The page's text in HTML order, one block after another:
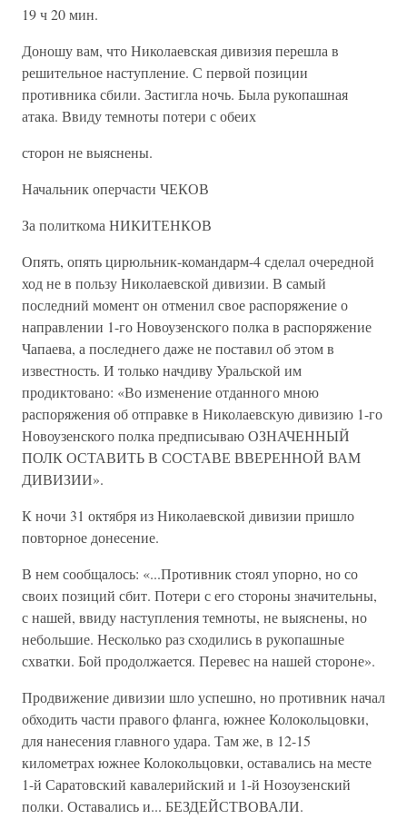
19 ч 20 мин.
Доношу вам, что Николаевская дивизия перешла в
решительное наступление. С первой позиции
противника сбили. Застигла ночь. Была рукопашная
атака. Ввиду темноты потери с обеих
сторон не выяснены.
Начальник оперчасти ЧЕКОВ
За политкома НИКИТЕНКОВ
Опять, опять цирюльник-командарм-4 сделал очередной
ход не в пользу Николаевской дивизии. В самый
последний момент он отменил свое распоряжение о
направлении 1-го Новоузенского полка в распоряжение
Чапаева, а последнего даже не поставил об этом в
известность. И только начдиву Уральской им
продиктовано: «Во изменение отданного мною
распоряжения об отправке в Николаевскую дивизию 1-го
Новоузенского полка предписываю ОЗНАЧЕННЫЙ
ПОЛК ОСТАВИТЬ В СОСТАВЕ ВВЕРЕННОЙ ВАМ
ДИВИЗИИ».
К ночи 31 октября из Николаевской дивизии пришло
повторное донесение.
В нем сообщалось: «...Противник стоял упорно, но со
своих позиций сбит. Потери с его стороны значительны,
с нашей, ввиду наступления темноты, не выяснены, но
небольшие. Несколько раз сходились в рукопашные
схватки. Бой продолжается. Перевес на нашей стороне».
Продвижение дивизии шло успешно, но противник начал
обходить части правого фланга, южнее Колокольцовки,
для нанесения главного удара. Там же, в 12-15
километрах южнее Колокольцовки, оставались на месте
1-й Саратовский кавалерийский и 1-й Нозоузенский
полки. Оставались и... БЕЗДЕЙСТВОВАЛИ.